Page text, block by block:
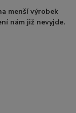
menší výrobek
nám již nevyjde.